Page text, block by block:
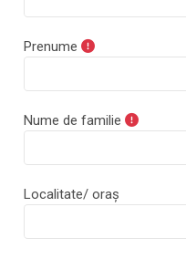
Prenume
Nume de familie
Localitate/ oraș